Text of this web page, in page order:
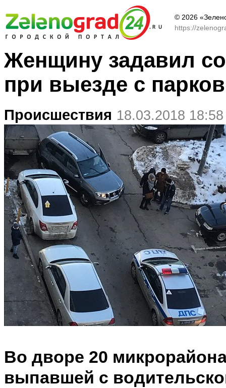
© 2026
https://
Женщину задавил
при выезде с
Происшествия 18.03.2018 18:58
Во дворе 20
выпавшей с